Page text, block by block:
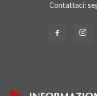
Contattaci: